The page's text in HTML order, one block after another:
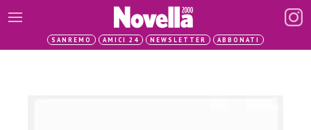
SANREMO AMICI 24 NEWSLETTER ABBONATI